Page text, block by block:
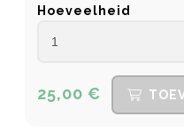
Hoeveelheid
25,00 €